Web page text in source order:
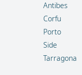
Antibes
Corfu
Porto
Side
Tarragona